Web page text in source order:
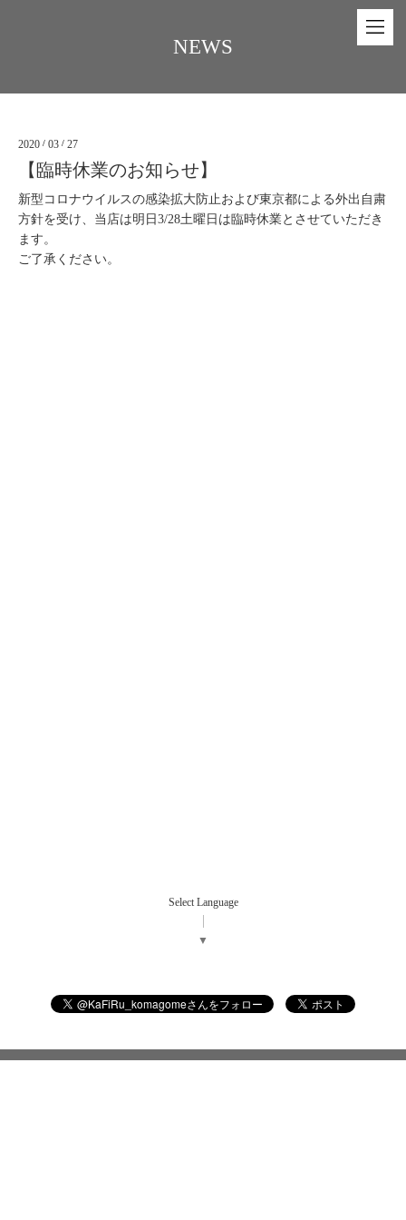
NEWS
2020 / 03 / 27
【臨時休業のお知らせ】
新型コロナウイルスの感染拡大防止および東京都による外出自粛
方針を受け、当店は明日3/28土曜日は臨時休業とさせていただき
ます。
ご了承ください。
Select Language
▼